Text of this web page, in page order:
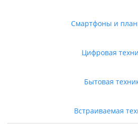
Смартфоны и
Цифровая
Бытовая
Встраиваемая